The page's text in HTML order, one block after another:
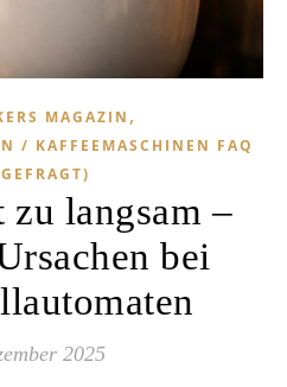
MAGAZIN ,
/ KAFFEEMASCHINEN FAQ
langsam –
bei
2025